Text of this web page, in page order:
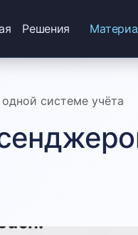
Решения
системе учёта